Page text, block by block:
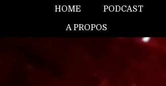
HOME PODCAST
A PROPOS